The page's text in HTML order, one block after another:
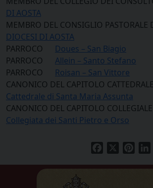
DI AOSTA
MEMBRO DEL CONSIGLIO PASTORALE
DIOCESI DI AOSTA
PARROCO
Doues – San Biagio
PARROCO
Allein – Santo Stefano
PARROCO
Roisan – San Vittore
CANONICO DEL CAPITOLO CATTEDRALE
Cattedrale di Santa Maria Assunta
CANONICO DEL CAPITOLO COLLEGIALE
Collegiata dei Santi Pietro e Orso
Facebook